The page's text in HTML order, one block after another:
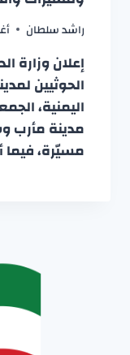
راشد سلطان
إعلان وزارة
الحوثيين
اليمنية،
مدينة مأرب
مسيّرة،